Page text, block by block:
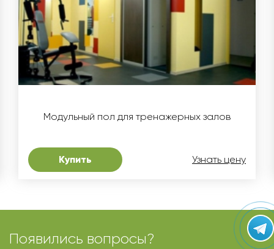
Модульный пол для тренажерных залов
Купить Узнать цену
Появились вопросы?